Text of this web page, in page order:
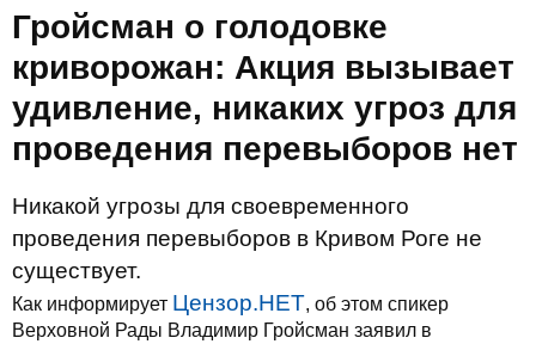
Гройсман о голодовке
криворожан: Акция вызывает
удивление, никаких угроз для
проведения перевыборов нет
Никакой угрозы для своевременного
проведения перевыборов в Кривом Роге не
существует.
Как информирует Цензор.НЕТ, об этом спикер
Верховной Рады Владимир Гройсман заявил в